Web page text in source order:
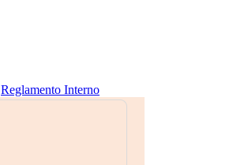
Reglamento Interno